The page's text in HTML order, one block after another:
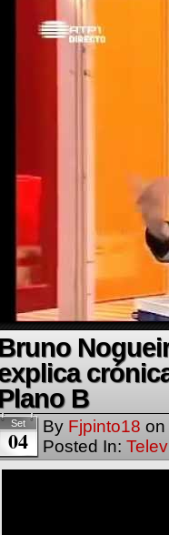
B
Set
04 By Fjpinto18 on
Posted In: